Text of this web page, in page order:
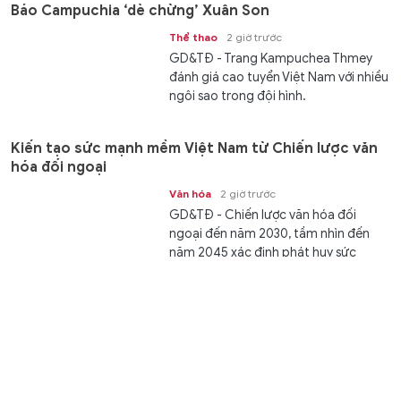
Báo Campuchia ‘dè chừng’ Xuân Son
Thể thao 2 giờ trước
GD&TĐ - Trang Kampuchea Thmey
đánh giá cao tuyển Việt Nam với nhiều
ngôi sao trong đội hình.
Kiến tạo sức mạnh mềm Việt Nam từ Chiến lược văn
hóa đối ngoại
Văn hóa 2 giờ trước
GD&TĐ - Chiến lược văn hóa đối
ngoại đến năm 2030, tầm nhìn đến
năm 2045 xác định phát huy sức